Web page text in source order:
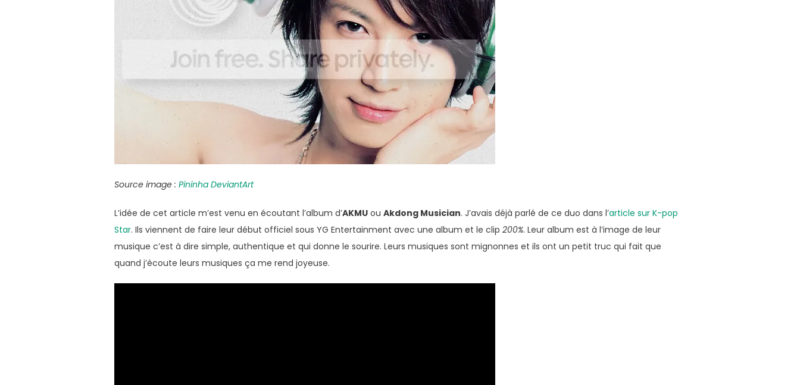
Source image : Pininha DeviantArt
L’idée de cet article m’est venu en écoutant l’album d’AKMU ou Akdong Musician. J’avais déjà parlé de ce duo dans l’article sur K-pop
Star. Ils viennent de faire leur début officiel sous YG Entertainment avec une album et le clip 200%. Leur album est à l’image de leur
musique c’est à dire simple, authentique et qui donne le sourire. Leurs musiques sont mignonnes et ils ont un petit truc qui fait que
quand j’écoute leurs musiques ça me rend joyeuse.